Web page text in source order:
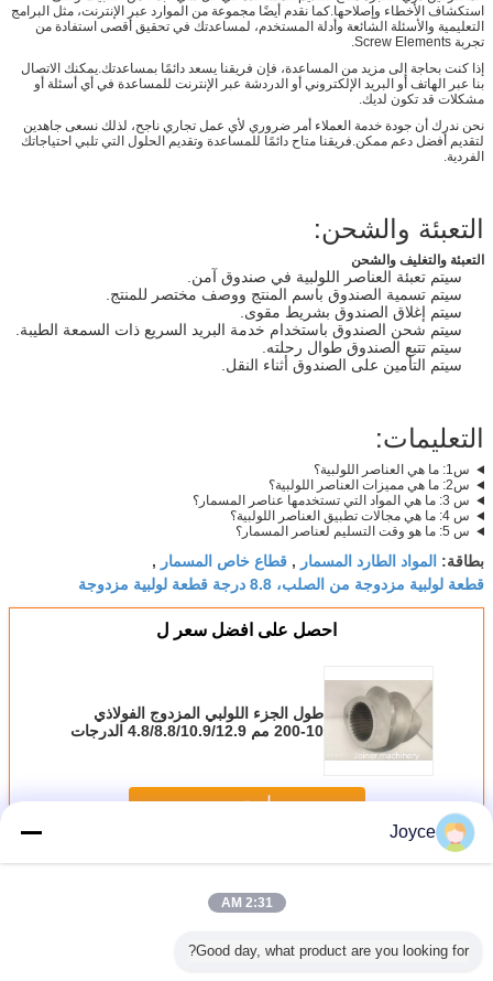
استكشاف الأخطاء وإصلاحها.كما نقدم أيضًا مجموعة من الموارد عبر الإنترنت، مثل البرامج
التعليمية والأسئلة الشائعة وأدلة المستخدم، لمساعدتك في تحقيق أقصى استفادة من
تجربة Screw Elements.
إذا كنت بحاجة إلى مزيد من المساعدة، فإن فريقنا يسعد دائمًا بمساعدتك.يمكنك الاتصال
بنا عبر الهاتف أو البريد الإلكتروني أو الدردشة عبر الإنترنت للمساعدة في أي أسئلة أو
مشكلات قد تكون لديك.
نحن ندرك أن جودة خدمة العملاء أمر ضروري لأي عمل تجاري ناجح، لذلك نسعى جاهدين
لتقديم أفضل دعم ممكن.فريقنا متاح دائمًا للمساعدة وتقديم الحلول التي تلبي احتياجاتك
الفردية.
التعبئة والشحن:
التعبئة والتغليف والشحن
سيتم تعبئة العناصر اللولبية في صندوق آمن.
سيتم تسمية الصندوق باسم المنتج ووصف مختصر للمنتج.
سيتم إغلاق الصندوق بشريط مقوى.
سيتم شحن الصندوق باستخدام خدمة البريد السريع ذات السمعة الطيبة.
سيتم تتبع الصندوق طوال رحلته.
سيتم التأمين على الصندوق أثناء النقل.
التعليمات:
س1: ما هي العناصر اللولبية؟
س2: ما هي مميزات العناصر اللولبية؟
س 3: ما هي المواد التي تستخدمها عناصر المسمار؟
س 4: ما هي مجالات تطبيق العناصر اللولبية؟
س 5: ما هو وقت التسليم لعناصر المسمار؟
بطاقة: المواد الطارد المسمار , قطاع خاص المسمار ,
قطعة لولبية مزدوجة من الصلب، 8.8 درجة قطعة لولبية مزدوجة
احصل على افضل سعر ل
طول الجزء اللولبي المزدوج الفولاذي
10-200 مم 4.8/8.8/10.9/12.9 الدرجات
استمر
أكثرعناصر المسمار
Joyce
2:31 AM
Good day, what product are you looking for?